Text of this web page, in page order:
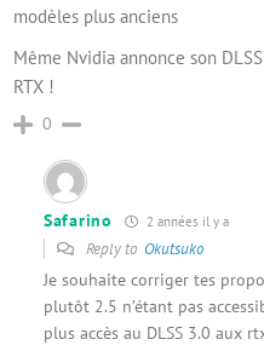
modèles plus anciens
Même Nvidia annonce son
RTX !
0
Safarino 2 années il y a
Reply to Okutsuko
Je souhaite corriger tes
plutôt 2.5 n’étant pas
plus accès au DLSS 3.0 aux